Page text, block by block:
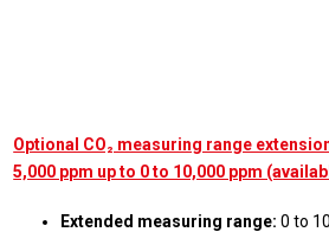
Optional CO₂ measuring range
5,000 ppm up to 0 to 10,000 ppm
Extended measuring range: 0 to